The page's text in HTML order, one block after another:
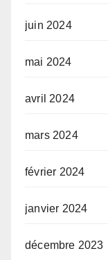
juin 2024
mai 2024
avril 2024
mars 2024
février 2024
janvier 2024
décembre 2023